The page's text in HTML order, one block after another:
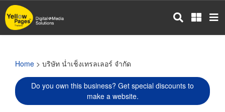
Skip
to
main
Home > บริษัท น่ำเช็งเทรลเลอร์ จำกัด
Do you own this business? Get special discounts to
make a website.